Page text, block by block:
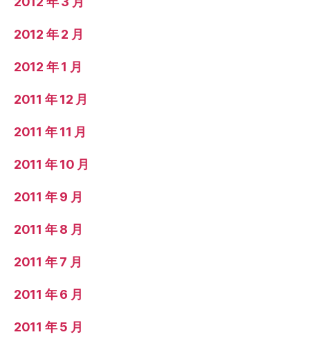
2012 年 2 月
2012 年 1 月
2011 年 12 月
2011 年 11 月
2011 年 10 月
2011 年 9 月
2011 年 8 月
2011 年 7 月
2011 年 6 月
2011 年 5 月